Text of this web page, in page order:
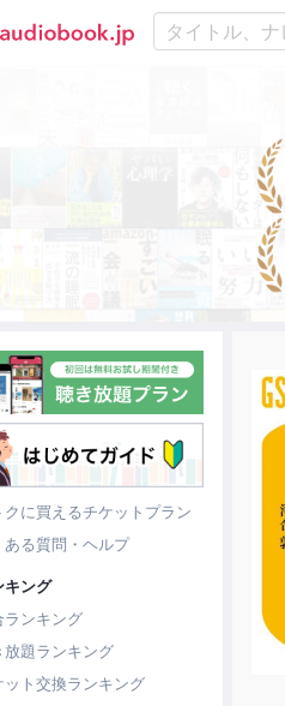
クに買えるチケットプラン
ある質問・ヘルプ
キング
ランキング
放題ランキング
ット交換ランキング